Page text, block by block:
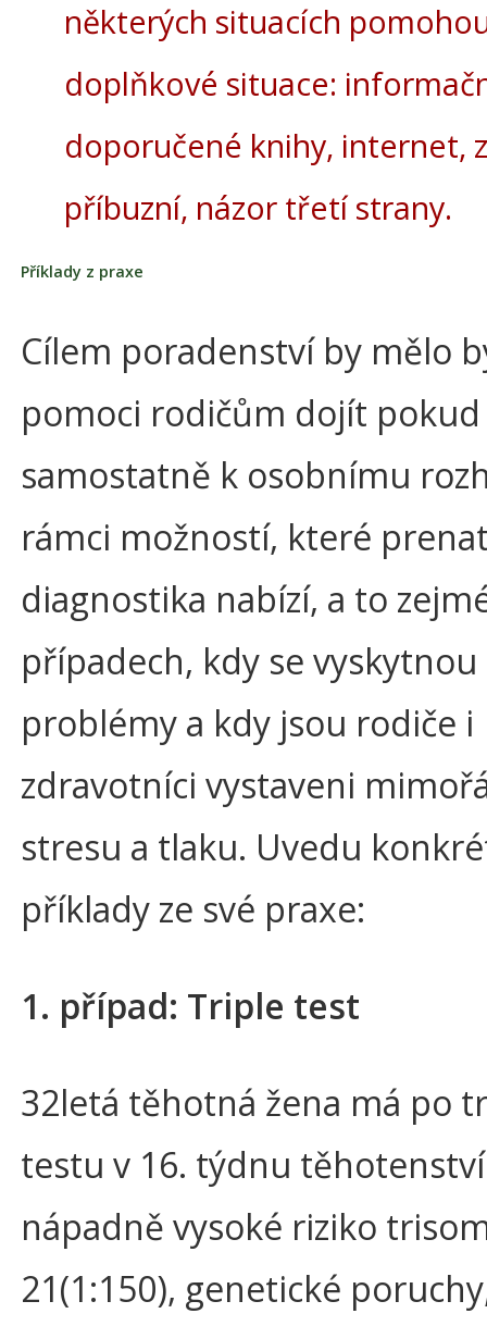
některých situacích
doplňkové situace:
doporučené knihy, internet,
příbuzní, názor třetí strany.
Příklady z praxe
Cílem poradenství by mělo
pomoci rodičům dojít
samostatně k osobnímu
rámci možností, které
diagnostika nabízí, a to
případech, kdy se vyskytnou
problémy a kdy jsou rodiče i
zdravotníci vystaveni
stresu a tlaku. Uvedu
příklady ze své praxe:
1. případ: Triple test
32letá těhotná žena má po
testu v 16. týdnu těhotenství
nápadně vysoké riziko
21(1:150), genetické